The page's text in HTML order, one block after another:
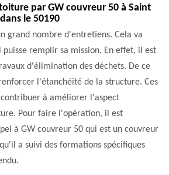
par GW couvreur 50 à Saint
le 50190
grand nombre d'entretiens. Cela va
remplir sa mission. En effet, il est
d'élimination des déchets. De ce
l'étanchéité de la structure. Ces
à améliorer l'aspect
Pour faire l'opération, il est
à GW couvreur 50 qui est un couvreur
a suivi des formations spécifiques